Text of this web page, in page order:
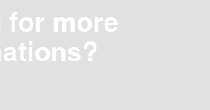
for more